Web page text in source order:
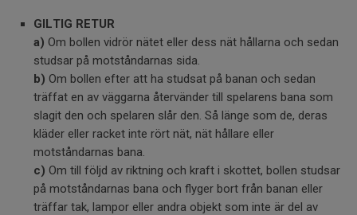
GILTIG RETUR
a) Om bollen vidrör nätet eller dess nät hållarna och sedan
studsar på motståndarnas sida.
b) Om bollen efter att ha studsat på banan och sedan
träffat en av väggarna återvänder till spelarens bana som
slagit den och spelaren slår den. Så länge som de, deras
kläder eller racket inte rört nät, nät hållare eller
motståndarnas bana.
c) Om till följd av riktning och kraft i skottet, bollen studsar
på motståndarnas bana och flyger bort från banan eller
träffar tak, lampor eller andra objekt som inte är del av